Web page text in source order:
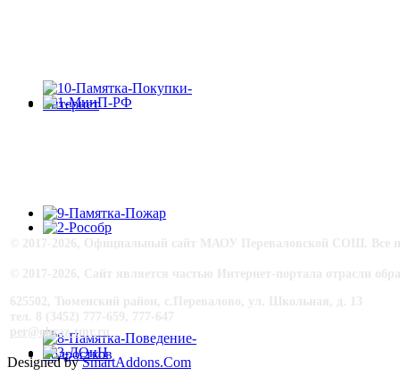
per@obraz-tmr.ru
Designed bySmartAddons.Com